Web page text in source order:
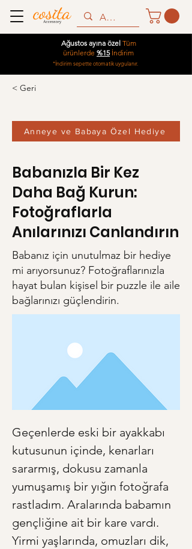
Ağustos ayına özel Tüm
ürünlerde %15İndirim
*İndirim sepette otomatik uygulanır.
< Geri
Anneye ve Babaya Özel Hediye
Babanızla Bir Kez
Daha Bağ Kurun:
Fotoğraflarla
Anılarınızı Canlandırın
Babanız için unutulmaz bir hediye
mi arıyorsunuz? Fotoğraflarınızla
hayat bulan kişisel bir puzzle ile aile
bağlarınızı güçlendirin.
Geçenlerde eski bir ayakkabı
kutusunun içinde, kenarları
sararmış, dokusu zamanla
yumuşamış bir yığın fotoğrafa
rastladım. Aralarında babamın
gençliğine ait bir kare vardı.
Yirmi yaşlarında, omuzları dik,